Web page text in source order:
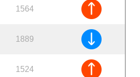
1564
1889
1524